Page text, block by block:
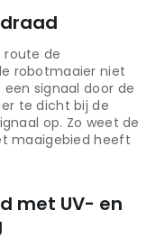
route de
robotmaaier niet
signaal door de
te dicht bij de
op. Zo weet de
maaigebied heeft
met UV- en